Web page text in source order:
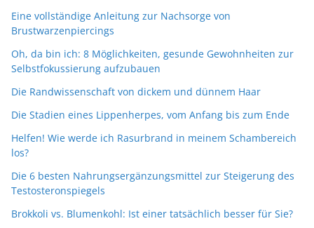
Eine vollständige Anleitung zur Nachsorge von
Brustwarzenpiercings
Oh, da bin ich: 8 Möglichkeiten, gesunde Gewohnheiten zur
Selbstfokussierung aufzubauen
Die Randwissenschaft von dickem und dünnem Haar
Die Stadien eines Lippenherpes, vom Anfang bis zum Ende
Helfen! Wie werde ich Rasurbrand in meinem Schambereich
los?
Die 6 besten Nahrungsergänzungsmittel zur Steigerung des
Testosteronspiegels
Brokkoli vs. Blumenkohl: Ist einer tatsächlich besser für Sie?